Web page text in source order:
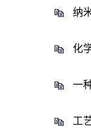
纳
化
一
工